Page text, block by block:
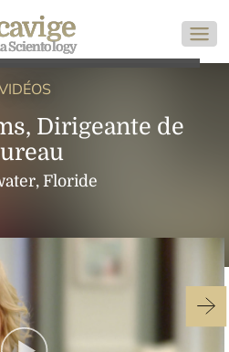
Scientology
Dirigeante de
Floride